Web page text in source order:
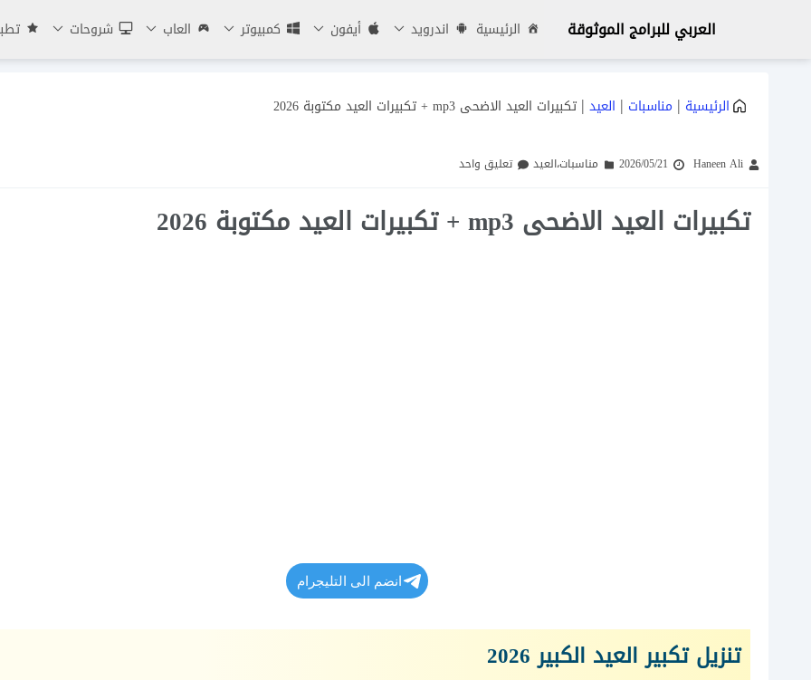
العربي للبرامج الموثوقة الرئيسية اندرويد أيفون كمبيوتر العاب شروحات
الرئيسية | مناسبات | العيد | تكبيرات العيد الاضحى mp3 + تكبيرات العيد مكتوبة 2026
Haneen Ali
2026/05/21 مناسبات،العيد تعليق واحد
تكبيرات العيد الاضحى mp3 + تكبيرات العيد مكتوبة 2026
انضم الى التليجرام
تنزيل تكبير العيد الكبير 2026